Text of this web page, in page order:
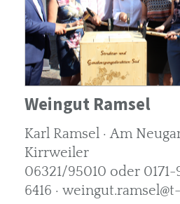
Weingut Ramsel
Karl Ramsel · Am
Kirrweiler
06321/95010 oder 0171-
6416 ·